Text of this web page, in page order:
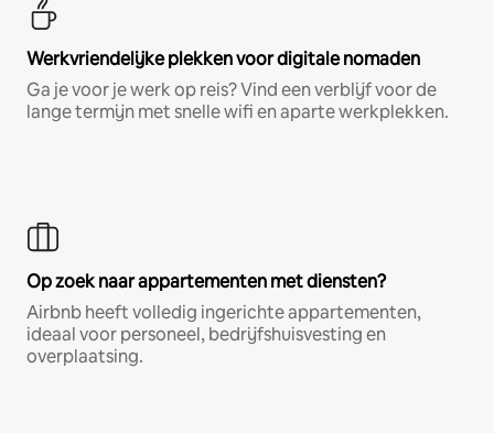
Werkvriendelijke plekken voor digitale nomaden
Ga je voor je werk op reis? Vind een verblijf voor de
lange termijn met snelle wifi en aparte werkplekken.
Op zoek naar appartementen met diensten?
Airbnb heeft volledig ingerichte appartementen,
ideaal voor personeel, bedrijfshuisvesting en
overplaatsing.